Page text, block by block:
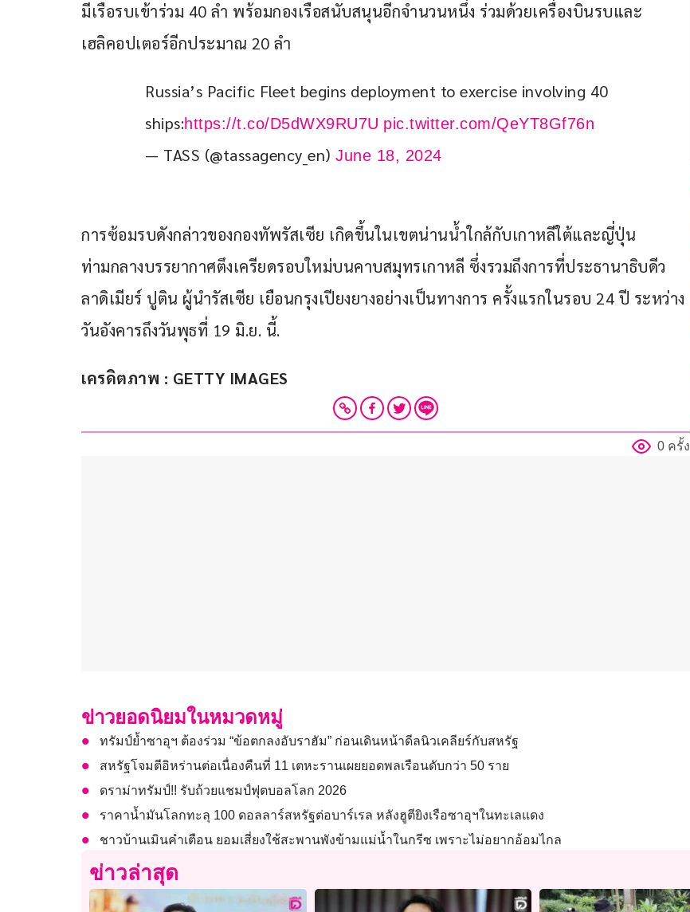
มีเรือรบเข้าร่วม 40 ลำ พร้อมกองเรือสนับสนุนอีกจำนวนหนึ่ง ร่วมด้วยเครื่องบินรบและ
เฮลิคอปเตอร์อีกประมาณ 20 ลำ
Russia’s Pacific Fleet begins deployment to exercise involving 40
ships:https://t.co/D5dWX9RU7U pic.twitter.com/QeYT8Gf76n
— TASS (@tassagency_en) June 18, 2024
การซ้อมรบดังกล่าวของกองทัพรัสเซีย เกิดขึ้นในเขตน่านน้ำใกล้กับเกาหลีใต้และญี่ปุ่น
ท่ามกลางบรรยากาศตึงเครียดรอบใหม่บนคาบสมุทรเกาหลี ซึ่งรวมถึงการที่ประธานาธิบดีว
ลาดิเมียร์ ปูติน ผู้นำรัสเซีย เยือนกรุงเปียงยางอย่างเป็นทางการ ครั้งแรกในรอบ 24 ปี ระหว่าง
วันอังคารถึงวันพุธที่ 19 มิ.ย. นี้.
เครดิตภาพ : GETTY IMAGES
0 ครั้ง
ข่าวยอดนิยมในหมวดหมู่
ทรัมป์ย้ำซาอุฯ ต้องร่วม “ข้อตกลงอับราฮัม” ก่อนเดินหน้าดีลนิวเคลียร์กับสหรัฐ
สหรัฐโจมตีอิหร่านต่อเนื่องคืนที่ 11 เตหะรานเผยยอดพลเรือนดับกว่า 50 ราย
ดราม่าทรัมป์!! รับถ้วยแชมป์ฟุตบอลโลก 2026
ราคาน้ำมันโลกทะลุ 100 ดอลลาร์สหรัฐต่อบาร์เรล หลังฮูตียิงเรือซาอุฯในทะเลแดง
ชาวบ้านเมินคำเตือน ยอมเสี่ยงใช้สะพานพังข้ามแม่น้ำในกรีซ เพราะไม่อยากอ้อมไกล
ข่าวล่าสุด